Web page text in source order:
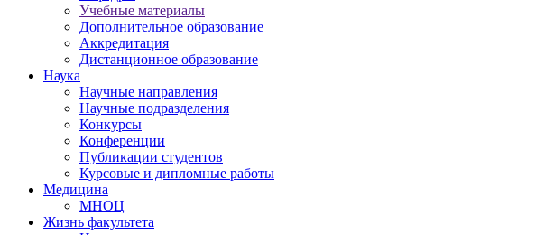
Учебные материалы
Дополнительное образование
Аккредитация
Дистанционное образование
Наука
Научные направления
Научные подразделения
Конкурсы
Конференции
Публикации студентов
Курсовые и дипломные работы
Медицина
МНОЦ
Жизнь факультета